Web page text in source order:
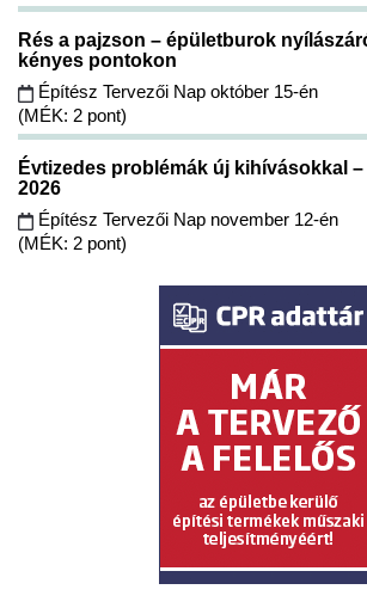
Rés a pajzson – épületburok
kényes pontokon
Építész Tervezői Nap október 15-én
(MÉK: 2 pont)
Évtizedes problémák új kihívásokkal
2026
Építész Tervezői Nap november 12-én
(MÉK: 2 pont)